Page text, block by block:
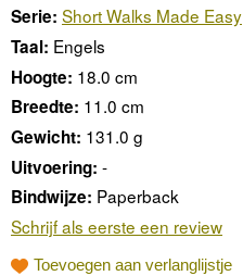
Serie: Short Walks Made Easy
Taal: Engels
Hoogte: 18.0 cm
Breedte: 11.0 cm
Gewicht: 131.0 g
Uitvoering: -
Bindwijze: Paperback
Schrijf als eerste een review
Toevoegen aan verlanglijstje